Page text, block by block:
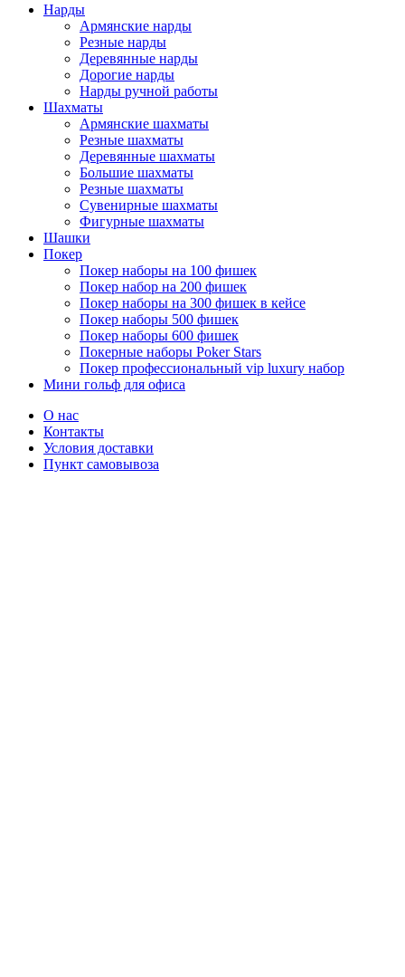
Нарды
Армянские нарды
Резные нарды
Деревянные нарды
Дорогие нарды
Нарды ручной работы
Шахматы
Армянские шахматы
Резные шахматы
Деревянные шахматы
Большие шахматы
Резные шахматы
Сувенирные шахматы
Фигурные шахматы
Шашки
Покер
Покер наборы на 100 фишек
Покер набор на 200 фишек
Покер наборы на 300 фишек в кейсе
Покер наборы 500 фишек
Покер наборы 600 фишек
Покерные наборы Poker Stars
Покер профессиональный vip luxury набор
Мини гольф для офиса
О нас
Контакты
Условия доставки
Пункт самовывоза